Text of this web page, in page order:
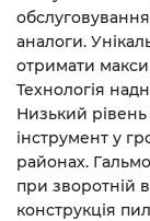
аналоги.
отримати
Технологія
Низький
інструмент у
районах.
при зворотній
конструкція